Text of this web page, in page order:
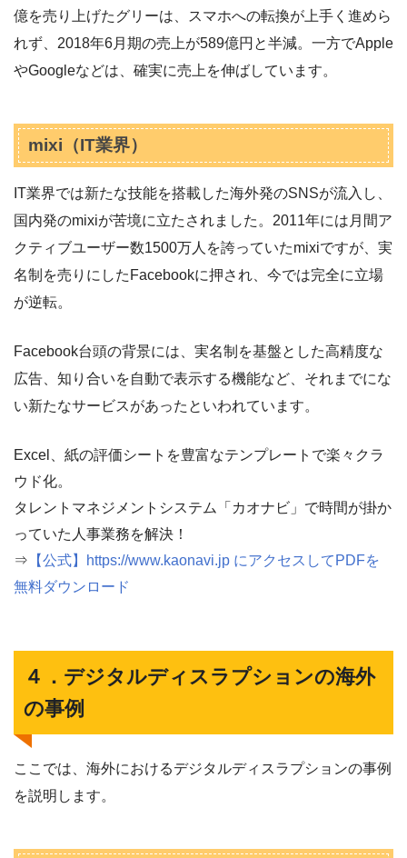
億を売り上げたグリーは、スマホへの転換が上手く進めら
れず、2018年6月期の売上が589億円と半減。一方でApple
やGoogleなどは、確実に売上を伸ばしています。
mixi（IT業界）
IT業界では新たな技能を搭載した海外発のSNSが流入し、
国内発のmixiが苦境に立たされました。2011年には月間ア
クティブユーザー数1500万人を誇っていたmixiですが、実
名制を売りにしたFacebookに押され、今では完全に立場
が逆転。
Facebook台頭の背景には、実名制を基盤とした高精度な
広告、知り合いを自動で表示する機能など、それまでにな
い新たなサービスがあったといわれています。
Excel、紙の評価シートを豊富なテンプレートで楽々クラ
ウド化。
タレントマネジメントシステム「カオナビ」で時間が掛か
っていた人事業務を解決！
⇒ 【公式】https://www.kaonavi.jp にアクセスしてPDFを
無料ダウンロード
４．デジタルディスラプションの海外
の事例
ここでは、海外におけるデジタルディスラプションの事例
を説明します。